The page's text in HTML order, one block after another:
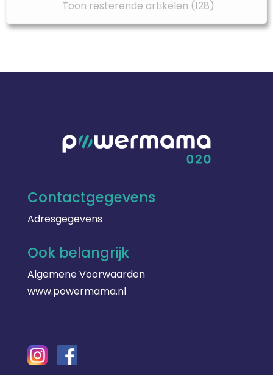
Toon resterende artikelen (128)
Contactgegevens
Adresgegevens
Ook belangrijk
Algemene Voorwaarden
www.powermama.nl